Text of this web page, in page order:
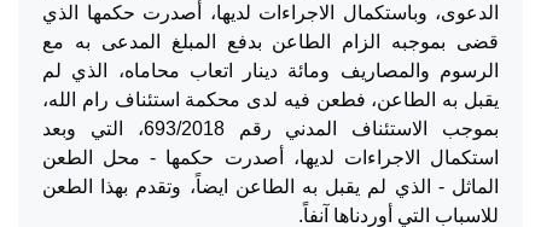
الدعوى، وباستكمال الاجراءات لديها، أصدرت حكمها الذي
قضى بموجبه الزام الطاعن بدفع المبلغ المدعى به مع
الرسوم والمصاريف ومائة دينار اتعاب محاماه، الذي لم
يقبل به الطاعن، فطعن فيه لدى محكمة استئناف رام الله،
بموجب الاستئناف المدني رقم 693/2018، التي وبعد
استكمال الاجراءات لديها، أصدرت حكمها - محل الطعن
الماثل - الذي لم يقبل به الطاعن ايضاً، وتقدم بهذا الطعن
للاسباب التي أوردناها آنفاً.